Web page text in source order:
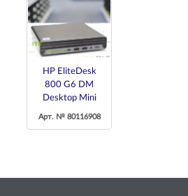
HP EliteDesk
800 G6 DM
Desktop Mini
Арт. № 80116908